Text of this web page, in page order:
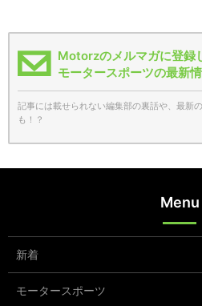
Motorzのメルマガに登録
モータースポーツの最新情
記事には載せられない編集部の裏話や、最新
も！？
Menu
新着
モータースポーツ